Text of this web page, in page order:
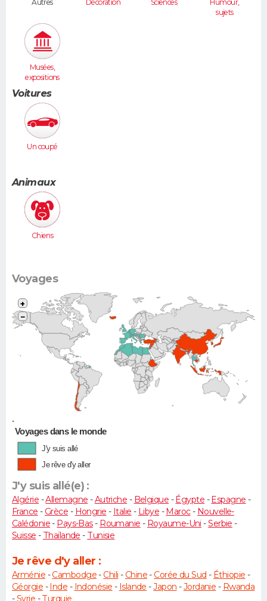
Autres Décoration Sciences
Humour,
sujets
Musées,
expositions
Voitures
Un coupé
Animaux
Chiens
Voyages
•
+
−
Voyages dans le monde
J'y suis allé
Je rêve d'y aller
J'y suis allé(e) :
Algérie -Allemagne -Autriche - Belgique -Égypte -Espagne -
France - Grèce - Hongrie - Italie - Libye -Maroc- Nouvelle-
Calédonie- Pays-Bas- Roumanie - Royaume-Uni -Serbie -
Suisse - Thaïlande - Tunisie
Je rêve d'y aller :
Arménie -Cambodge- Chili - Chine- Corée du Sud - Éthiopie -
Géorgie -Inde - Indonésie - Islande -Japon -Jordanie - Rwanda
-Syrie -Turquie